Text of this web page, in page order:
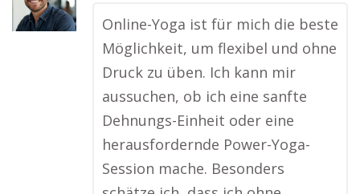
Online-Yoga ist für mich die beste
Möglichkeit, um flexibel und ohne
Druck zu üben. Ich kann mir
aussuchen, ob ich eine sanfte
Dehnungs-Einheit oder eine
herausfordernde Power-Yoga-
Session mache. Besonders